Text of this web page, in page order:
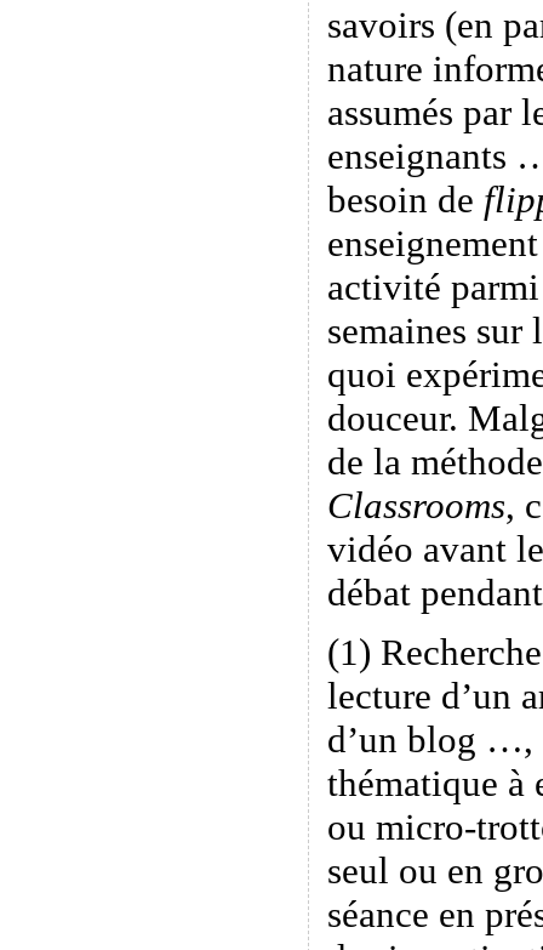
savoirs (en
nature
assumés par
enseignants
besoin de
activité parmi
semaines sur
quoi
douceur.
de la
Classrooms,
vidéo avant
débat
(1)
lecture d’un
d’un blog …,
thématique à
ou micro-
seul ou en
séance en